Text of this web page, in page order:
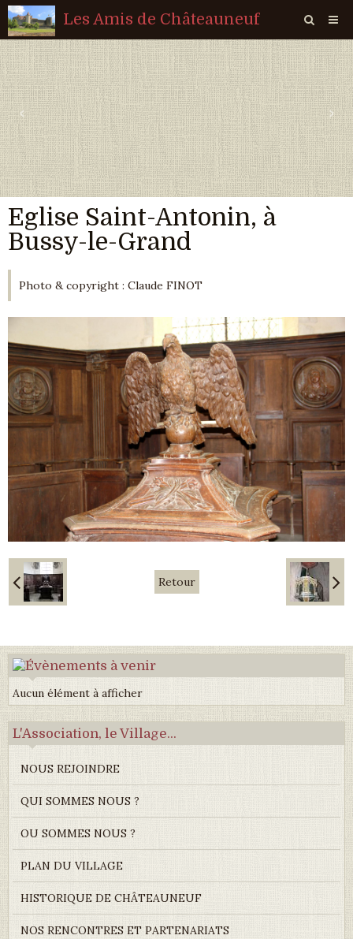
Les Amis de Châteauneuf
Page d'accueil
Livre d'or
Agenda
Quiz
Vidéos
Album
Contact
‹ ›
Eglise Saint-Antonin, à
Bussy-le-Grand
Photo & copyright : Claude FINOT
Retour
Aucun élément à afficher
L'Association, le Village...
NOUS REJOINDRE
QUI SOMMES NOUS ?
OU SOMMES NOUS ?
PLAN DU VILLAGE
HISTORIQUE DE CHÂTEAUNEUF
NOS RENCONTRES ET PARTENARIATS